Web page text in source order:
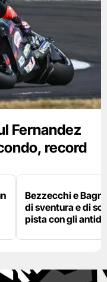
Fernandez
record
Bezzecchi e
di sventura e di
pista con gli